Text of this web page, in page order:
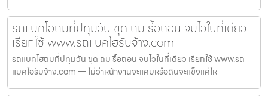
รถแบคโฮถมที่ปทุมวัน ขุด ถม รื้อถอน จบไวในที่เดียว
เรียกใช้ www.รถแบคโฮรับจ้าง.com
รถแบคโฮถมที่ปทุมวัน ขุด ถม รื้อถอน จบไวในที่เดียว เรียกใช้ www.รถ
แบคโฮรับจ้าง.com — ไม่ว่าหน้างานจะแคบหรือดินจะแข็งแค่ไห